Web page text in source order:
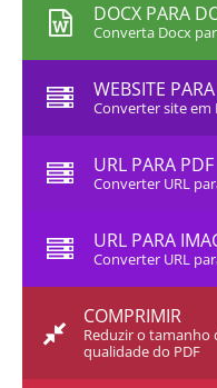
DOCX PARA
Converta Docx
WEBSITE
Converter site em
URL PARA PDF
Converter URL
URL PARA
Converter URL
COMPRIMIR
Reduzir o
qualidade do PDF